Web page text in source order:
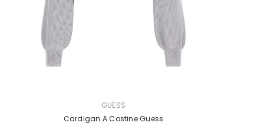
GUESS
Cardigan A Costine Guess